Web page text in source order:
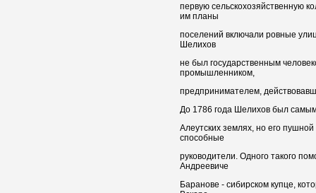
первую сельскохозяйственную
им планы
поселений включали ровные
Шелихов
не был государственным
промышленником,
предпринимателем,
До 1786 года Шелихов был
Алеутских землях, но его
способные
руководители. Одного такого
Андреевиче
Баранове - сибирском купце,